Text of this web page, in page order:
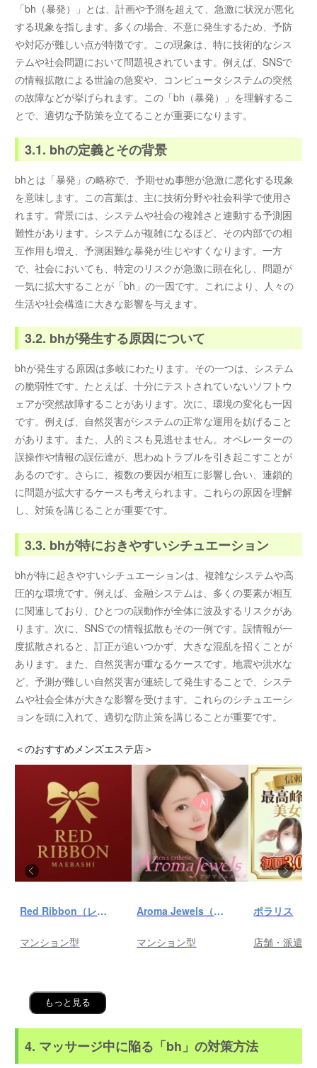
「bh（暴発）」とは、計画や予測を超えて、急激に状況が悪化
する現象を指します。多くの場合、不意に発生するため、予防
や対応が難しい点が特徴です。この現象は、特に技術的なシス
テムや社会問題において問題視されています。例えば、SNSで
の情報拡散による世論の急変や、コンピュータシステムの突然
の故障などが挙げられます。この「bh（暴発）」を理解するこ
とで、適切な予防策を立てることが重要になります。
3.1. bhの定義とその背景
bhとは「暴発」の略称で、予期せぬ事態が急激に悪化する現象
を意味します。この言葉は、主に技術分野や社会科学で使用さ
れます。背景には、システムや社会の複雑さと連動する予測困
難性があります。システムが複雑になるほど、その内部での相
互作用も増え、予測困難な暴発が生じやすくなります。一方
で、社会においても、特定のリスクが急激に顕在化し、問題が
一気に拡大することが「bh」の一因です。これにより、人々の
生活や社会構造に大きな影響を与えます。
3.2. bhが発生する原因について
bhが発生する原因は多岐にわたります。その一つは、システム
の脆弱性です。たとえば、十分にテストされていないソフトウ
ェアが突然故障することがあります。次に、環境の変化も一因
です。例えば、自然災害がシステムの正常な運用を妨げること
があります。また、人的ミスも見逃せません。オペレーターの
誤操作や情報の誤伝達が、思わぬトラブルを引き起こすことが
あるのです。さらに、複数の要因が相互に影響し合い、連鎖的
に問題が拡大するケースも考えられます。これらの原因を理解
し、対策を講じることが重要です。
3.3. bhが特におきやすいシチュエーション
bhが特に起きやすいシチュエーションは、複雑なシステムや高
圧的な環境です。例えば、金融システムは、多くの要素が相互
に関連しており、ひとつの誤動作が全体に波及するリスクがあ
ります。次に、SNSでの情報拡散もその一例です。誤情報が一
度拡散されると、訂正が追いつかず、大きな混乱を招くことが
あります。また、自然災害が重なるケースです。地震や洪水な
ど、予測が難しい自然災害が連続して発生することで、システ
ムや社会全体が大きな影響を受けます。これらのシチュエーシ
ョンを頭に入れて、適切な防止策を講じることが重要です。
＜のおすすめメンズエステ店＞
Red Ribbon（レッドリボン）前橋
マンション型
Aroma Jewels（アロマ ジュエルズ）秋葉原ルーム
マンション型
ポラリス
店舗・派遣
もっと見る
4. マッサージ中に陥る「bh」の対策方法